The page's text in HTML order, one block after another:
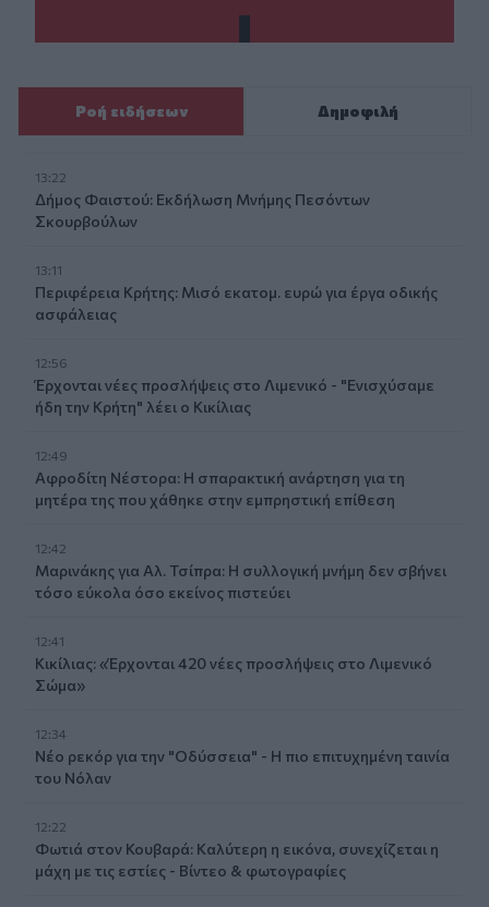
Ροή ειδήσεων Δημοφιλή
13:22
Δήμος Φαιστού: Εκδήλωση Μνήμης Πεσόντων
Σκουρβούλων
13:11
Περιφέρεια Κρήτης: Μισό εκατομ. ευρώ για έργα οδικής
ασφάλειας
12:56
Έρχονται νέες προσλήψεις στο Λιμενικό - "Ενισχύσαμε
ήδη την Κρήτη" λέει ο Κικίλιας
12:49
Αφροδίτη Νέστορα: Η σπαρακτική ανάρτηση για τη
μητέρα της που χάθηκε στην εμπρηστική επίθεση
12:42
Μαρινάκης για Αλ. Τσίπρα: Η συλλογική μνήμη δεν σβήνει
τόσο εύκολα όσο εκείνος πιστεύει
12:41
Κικίλιας: «Έρχονται 420 νέες προσλήψεις στο Λιμενικό
Σώμα»
12:34
Νέο ρεκόρ για την "Οδύσσεια" - Η πιο επιτυχημένη ταινία
του Νόλαν
12:22
Φωτιά στον Κουβαρά: Καλύτερη η εικόνα, συνεχίζεται η
μάχη με τις εστίες - Βίντεο & φωτογραφίες